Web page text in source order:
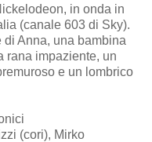
in onda in
(canale 603 di Sky).
di Anna, una bambina
rana impaziente, un
e un lombrico
(cori), Mirko